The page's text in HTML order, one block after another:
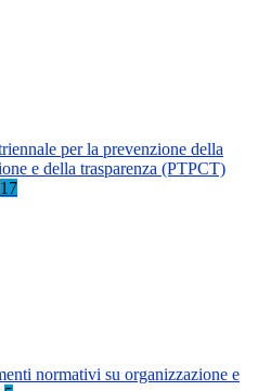
per la prevenzione della
e della trasparenza (PTPCT)
17
normativi su organizzazione e